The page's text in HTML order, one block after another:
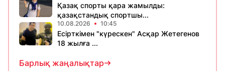
Қазақ спорты қара жамылды:
қазақстандық спортшы...
10.08.2026 10:45
Есірткімен "күрескен" Асқар Жетегенов
18 жылға ...
Барлық жаңалықтар